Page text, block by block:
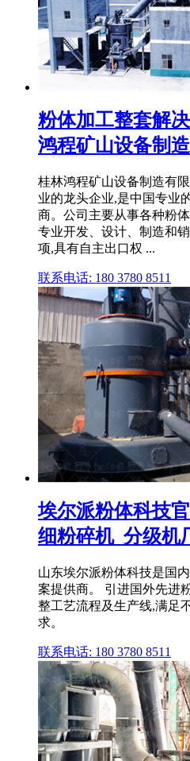
粉体加工整套解
鸿程矿山设备制
桂林鸿程矿山设备制造有
业的龙头企业,是中国专业
商。公司主要从事各种粉
专业开发、设计、制造和
项,具有自主出口权 ...
联系电话: 180 3780 8511
埃尔派粉体科技
细粉碎机_分级机
山东埃尔派粉体科技是国
案提供商。 引进国外先进
整工艺流程及生产线,满足
求。
联系电话: 180 3780 8511